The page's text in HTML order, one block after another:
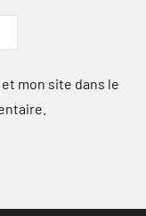
mon site dans le